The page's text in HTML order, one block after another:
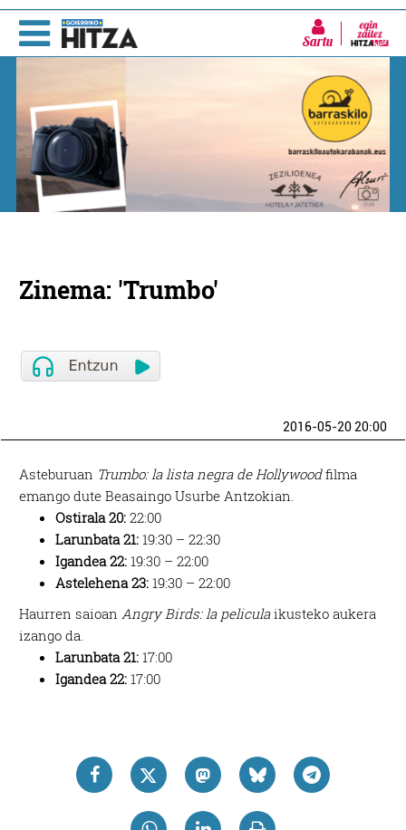
Sartu
Zinema: 'Trumbo'
2016-05-20 20:00
Asteburuan Trumbo: la lista negra de Hollywoodfilma
emango dute Beasaingo Usurbe Antzokian.
Ostirala 20: 22:00
Larunbata 21: 19:30 – 22:30
Igandea 22: 19:30 – 22:00
Astelehena 23: 19:30 – 22:00
Haurren saioanAngry Birds: la peliculaikusteko aukera
izango da.
Larunbata 21: 17:00
Igandea 22: 17:00